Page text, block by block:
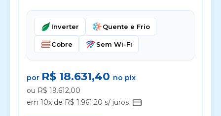
Inverter Quente e Frio
Cobre Sem Wi-Fi
por R$ 18.631,40 no pix
ou R$ 19.612,00
em 10x de R$ 1.961,20 s/ juros